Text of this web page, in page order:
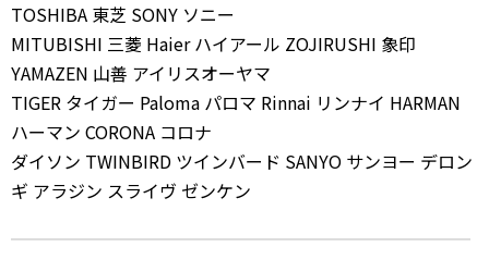
TOSHIBA 東芝 SONY ソニー
MITUBISHI 三菱 Haier ハイアール ZOJIRUSHI 象印
YAMAZEN 山善 アイリスオーヤマ
TIGER タイガー Paloma パロマ Rinnai リンナイ HARMAN
ハーマン CORONA コロナ
ダイソン TWINBIRD ツインバード SANYO サンヨー デロン
ギ アラジン スライヴ ゼンケン